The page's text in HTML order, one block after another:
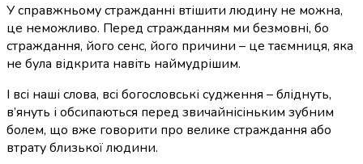
У справжньому стражданні втішити людину не можна,
це неможливо. Перед стражданням ми безмовні, бо
страждання, його сенс, його причини – це таємниця, яка
не була відкрита навіть наймудрішим.
І всі наші слова, всі богословські судження – бліднуть,
в’януть і обсипаються перед звичайнісіньким зубним
болем, що вже говорити про велике страждання або
втрату близької людини.